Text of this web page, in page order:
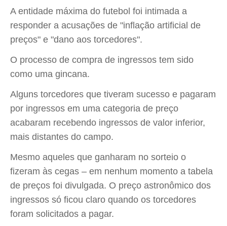
A entidade máxima do futebol foi intimada a
responder a acusações de "inflação artificial de
preços" e "dano aos torcedores".
O processo de compra de ingressos tem sido
como uma gincana.
Alguns torcedores que tiveram sucesso e pagaram
por ingressos em uma categoria de preço
acabaram recebendo ingressos de valor inferior,
mais distantes do campo.
Mesmo aqueles que ganharam no sorteio o
fizeram às cegas – em nenhum momento a tabela
de preços foi divulgada. O preço astronômico dos
ingressos só ficou claro quando os torcedores
foram solicitados a pagar.